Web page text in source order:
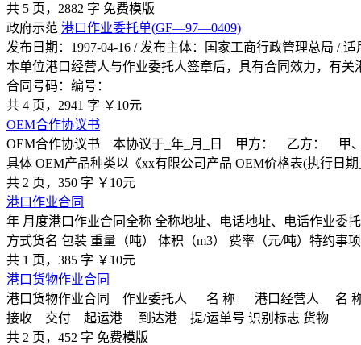
共 5 页，2882 字 免费模版
政府示范 港口作业委托单(GF—97—0409)
发布日期：1997-04-16 / 发布主体：国家工商行政管理总局 /
本单位港口经营人与作业委托人签章后，具有合同效力，有
合同号码：编号：
共 4 页，2941 字 ￥10元
OEM合作协议书
OEM合作协议书 本协议于_年_月_日 甲方： 乙方： 甲、
具体 OEM产品种类以《xx有限公司产品 OEM价格表(执行日期
共 2 页，350 字 ￥10元
港口作业合同
年 月度港口作业合同全称 全称地址、电话地址、电话作业委
方式货名 包装 重量（吨） 体积（m3） 费率（元/吨）特约事
共 1 页，385 字 ￥10元
港口货物作业合同
港口货物作业合同 作业委托人 名 称 港口经营人
接收 交付 起运港 到达港 提/运单号 识别标志 货物
共 2 页，452 字 免费模版